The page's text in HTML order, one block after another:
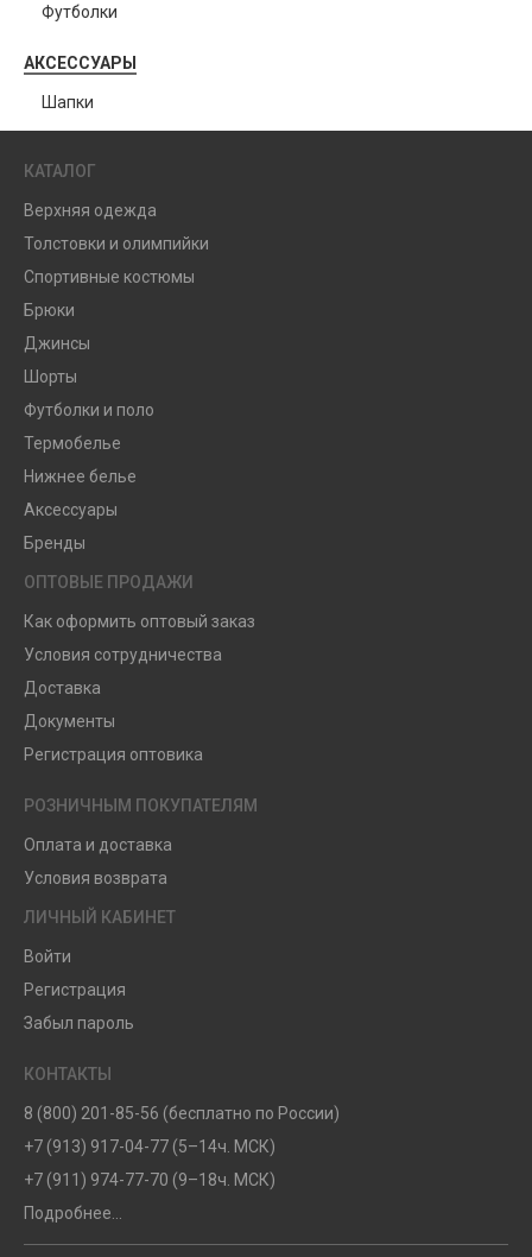
Футболки
АКСЕССУАРЫ
Шапки
КАТАЛОГ
Верхняя одежда
Толстовки и олимпийки
Спортивные костюмы
Брюки
Джинсы
Шорты
Футболки и поло
Термобелье
Нижнее белье
Аксессуары
Бренды
ОПТОВЫЕ ПРОДАЖИ
Как оформить оптовый заказ
Условия сотрудничества
Доставка
Документы
Регистрация оптовика
РОЗНИЧНЫМ ПОКУПАТЕЛЯМ
Оплата и доставка
Условия возврата
ЛИЧНЫЙ КАБИНЕТ
Войти
Регистрация
Забыл пароль
КОНТАКТЫ
8 (800) 201-85-56 (бесплатно по России)
+7 (913) 917-04-77 (5–14ч. МСК)
+7 (911) 974-77-70 (9–18ч. МСК)
Подробнее...